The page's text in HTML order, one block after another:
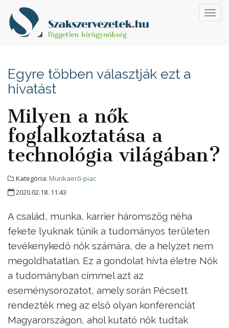
Egyre többen választják ezt a
hivatást
Milyen a nők
foglalkoztatása a
technológia világában?
Kategória: Munkaerő-piac
2020.02.18. 11:43
A család, munka, karrier háromszög néha
fekete lyuknak tűnik a tudományos területen
tevékenykedő nők számára, de a helyzet nem
megoldhatatlan. Ez a gondolat hívta életre Nők
a tudományban címmel azt az
eseménysorozatot, amely során Pécsett
rendezték meg az első olyan konferenciát
Magyarországon, ahol kutató nők tudtak